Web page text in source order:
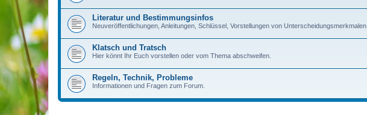
Literatur und Bestimmungsinfos
Neuveröffentlichungen, Anleitungen, Schlüssel, Vorstellungen von Unterscheidungsmerkmalen
Klatsch und Tratsch
Hier könnt Ihr Euch vorstellen oder vom Thema abschweifen.
Regeln, Technik, Probleme
Informationen und Fragen zum Forum.